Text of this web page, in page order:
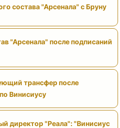
состава "Арсенала" с Бруну
"Арсенала" после подписаний
трансфер после
Винисиусу
директор "Реала": "Винисиус